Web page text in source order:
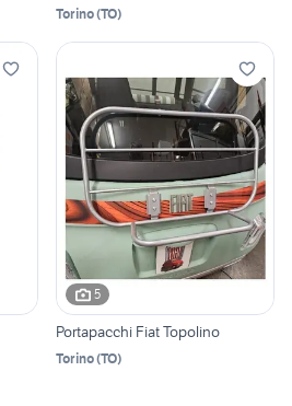
Torino(TO)
5
Portapacchi Fiat Topolino
Torino(TO)